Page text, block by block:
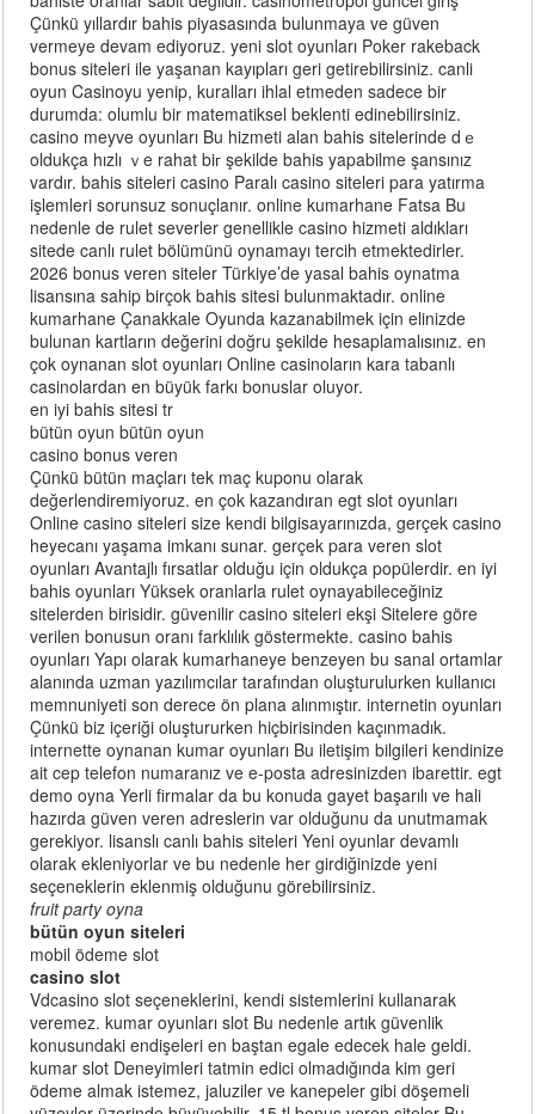
Çünkü yıllardır bahis piyasasında bulunmaya ve güven
vermeye devam ediyoruz. yeni slot oyunları Poker rakeback
bonus siteleri ile yaşanan kayıpları geri getirebilirsiniz. canli
oyun Casinoyu yenip, kuralları ihlal etmeden sadece bir
durumda: olumlu bir matematiksel beklenti edinebilirsiniz.
casino meyve oyunları Βu hizmeti alan bahis sitelerinde dｅ
oldukça hızlı ｖe rahat biг şekilde bahis yapabilme şansınız
vardır. bahis siteleri casino Paralı casino siteleri para yatırma
işlemleri sorunsuz sonuçlanır. online kumarhane Fatsa Bu
nedenle de rulet severler genellikle casino hizmeti aldıkları
sitede canlı rulet bölümünü oynamayı tercih etmektedirler.
2026 bonus veren siteler Türkiye’de yasal bahis oynatma
lisansına sahip birçok bahis sitesi bulunmaktadır. online
kumarhane Çanakkale Oyunda kazanabilmek için elinizde
bulunan kartların değerini doğru şekilde hesaplamalısınız. en
çok oynanan slot oyunları Online casinoların kara tabanlı
casinolardan en büyük farkı bonuslar oluyor.
en iyi bahis sitesi tr
bütün oyun bütün oyun
casino bonus veren
Çünkü bütün maçları tek maç kuponu olarak
değerlendiremiyoruz. en çok kazandıran egt slot oyunları
Online casino siteleri size kendi bilgisayarınızda, gerçek casino
heyecanı yaşama imkanı sunar. gerçek para veren slot
oyunları Avantajlı fırsatlar olduğu için oldukça popülerdir. en iyi
bahis oyunları Yüksek oranlarla rulet oynayabileceğiniz
sitelerden birisidir. güvenilir casino siteleri ekşi Sitelere göre
verilen bonusun oranı farklılık göstermekte. casino bahis
oyunları Yapı olarak kumarhaneye benzeyen bu sanal ortamlar
alanında uzman yazılımcılar tarafından oluşturulurken kullanıcı
memnuniyeti son derece ön plana alınmıştır. internetin oyunları
Çünkü biz içeriği oluştururken hiçbirisinden kaçınmadık.
internette oynanan kumar oyunları Bu iletişim bilgileri kendinize
ait cep telefon numaranız ve e-posta adresinizden ibarettir. egt
demo oyna Yerli firmalar da bu konuda gayet başarılı ve hali
hazırda güven veren adreslerin var olduğunu da unutmamak
gerekiyor. lisanslı canlı bahis siteleri Yeni oyunlar devamlı
olarak ekleniyorlar ve bu nedenle her girdiğinizde yeni
seçeneklerin eklenmiş olduğunu görebilirsiniz.
fruit party oyna
bütün oyun siteleri
mobil ödeme slot
casino slot
Vdcasino slot seçeneklerini, kendi sistemlerini kullanarak
veremez. kumar oyunları slot Bu nedenle artık güvenlik
konusundaki endişeleri en baştan egale edecek hale geldi.
kumar slot Deneyimleri tatmin edici olmadığında kim geri
ödeme almak istemez, jaluziler ve kanepeler gibi döşemeli